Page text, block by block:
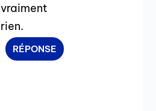
vraiment
rien.
RÉPONSE